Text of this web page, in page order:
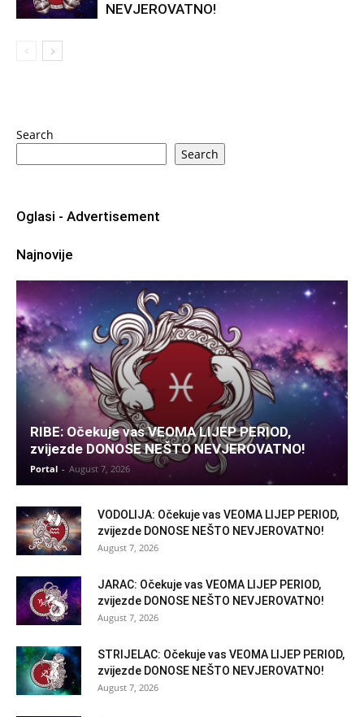
NEVJEROVATNO!
Search
Search
Oglasi - Advertisement
Najnovije
RIBE: Očekuje vas VEOMA LIJEP PERIOD,
zvijezde DONOSE NEŠTO NEVJEROVATNO!
Portal - August 7, 2026
VODOLIJA: Očekuje vas VEOMA LIJEP PERIOD,
zvijezde DONOSE NEŠTO NEVJEROVATNO!
August 7, 2026
JARAC: Očekuje vas VEOMA LIJEP PERIOD,
zvijezde DONOSE NEŠTO NEVJEROVATNO!
August 7, 2026
STRIJELAC: Očekuje vas VEOMA LIJEP PERIOD,
zvijezde DONOSE NEŠTO NEVJEROVATNO!
August 7, 2026